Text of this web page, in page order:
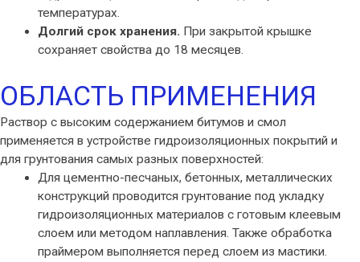
температурах.
Долгий срок хранения. При закрытой крышке
сохраняет свойства до 18 месяцев.
ОБЛАСТЬ ПРИМЕНЕНИЯ
Раствор с высоким содержанием битумов и смол
применяется в устройстве гидроизоляционных покрытий и
для грунтования самых разных поверхностей:
Для цементно-песчаных, бетонных, металлических
конструкций проводится грунтование под укладку
гидроизоляционных материалов с готовым клеевым
слоем или методом наплавления. Также обработка
праймером выполняется перед слоем из мастики.